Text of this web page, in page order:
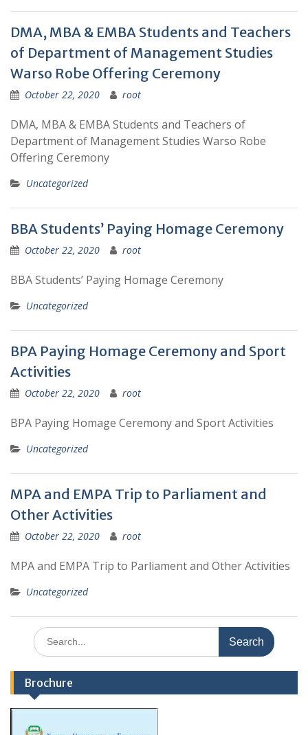
DMA, MBA & EMBA Students and Teachers
of Department of Management Studies
Warso Robe Offering Ceremony
October 22, 2020 root
DMA, MBA & EMBA Students and Teachers of
Department of Management Studies Warso Robe
Offering Ceremony
Uncategorized
BBA Students’ Paying Homage Ceremony
October 22, 2020 root
BBA Students’ Paying Homage Ceremony
Uncategorized
BPA Paying Homage Ceremony and Sport
Activities
October 22, 2020 root
BPA Paying Homage Ceremony and Sport Activities
Uncategorized
MPA and EMPA Trip to Parliament and
Other Activities
October 22, 2020 root
MPA and EMPA Trip to Parliament and Other Activities
Uncategorized
Search
for:
Brochure